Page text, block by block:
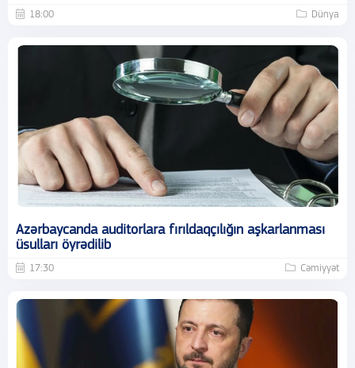
18:00 Dünya
Azərbaycanda auditorlara fırıldaqçılığın aşkarlanması
üsulları öyrədilib
17:30 Cəmiyyət